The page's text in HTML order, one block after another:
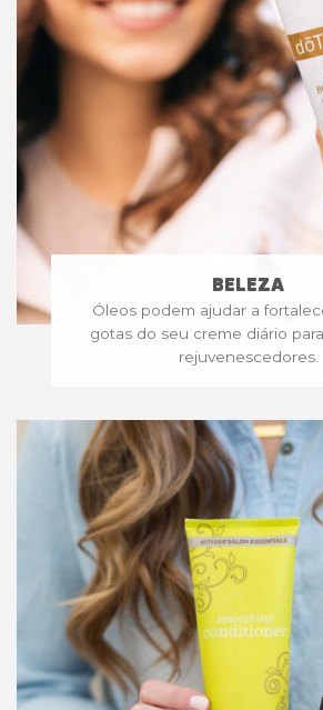
BELEZA
Óleos podem ajudar a
gotas do seu creme diário
rejuvenescedores.